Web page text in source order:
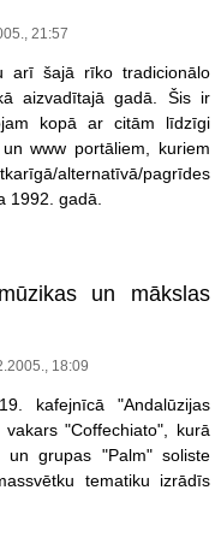
21:57
arī šajā rīko tradicionālo
aizvadītajā gadā. Šis ir
kopā ar citām līdzīgi
www portāliem, kuriem
alternatīvā/pagrīdes
1992. gadā.
un mākslas
18:09
kafejnīcā "Andalūzijas
"Coffechiato", kurā
un grupas "Palm" soliste
tematiku izrādīs